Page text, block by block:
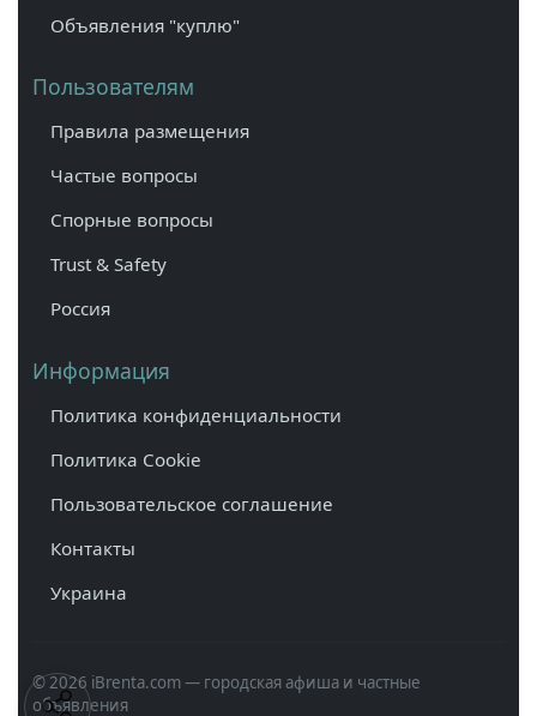
Объявления "куплю"
Пользователям
Правила размещения
Частые вопросы
Спорные вопросы
Trust & Safety
Россия
Информация
Политика конфиденциальности
Политика Cookie
Пользовательское соглашение
Контакты
Украина
© 2026 iBrenta.com — городская афиша и частные
объявления